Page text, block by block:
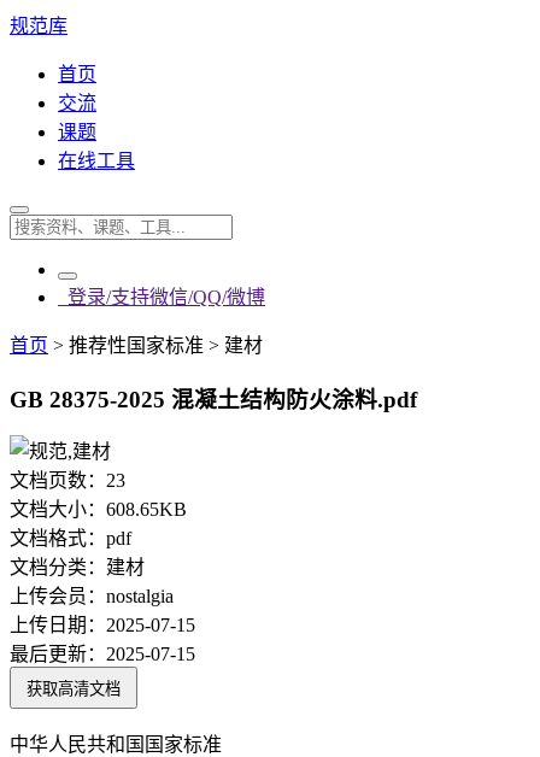
规范库
首页
交流
课题
在线工具
登录/支持微信/QQ/微博
首页 > 推荐性国家标准 > 建材
GB 28375-2025 混凝土结构防火涂料.pdf
文档页数： 23
文档大小： 608.65KB
文档格式： pdf
文档分类： 建材
上传会员： nostalgia
上传日期： 2025-07-15
最后更新： 2025-07-15
获取高清文档
中华人民共和国国家标准